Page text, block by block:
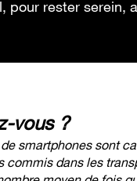
pour rester serein,
vous ?
smartphones sont
commis dans les